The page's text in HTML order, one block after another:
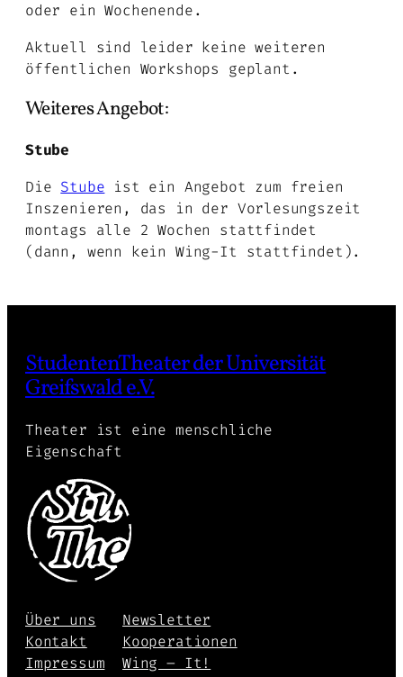
oder ein Wochenende.
Aktuell sind leider keine weiteren
öffentlichen Workshops geplant.
Weiteres Angebot:
Stube
Die Stube ist ein Angebot zum freien
Inszenieren, das in der Vorlesungszeit
montags alle 2 Wochen stattfindet
(dann, wenn kein Wing-It stattfindet).
StudentenTheater der Universität
Greifswald e.V.
Theater ist eine menschliche
Eigenschaft
Über uns
Kontakt
Impressum
Newsletter
Kooperationen
Wing – It!